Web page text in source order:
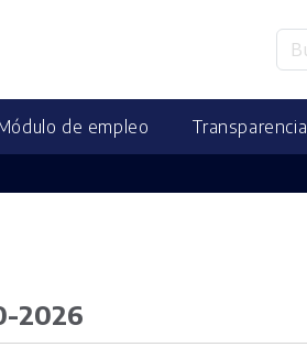
de empleo Transparencia
2026